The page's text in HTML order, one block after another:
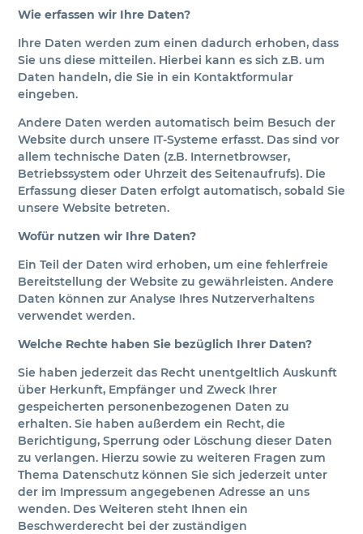
Wie erfassen wir Ihre Daten?
Ihre Daten werden zum einen dadurch erhoben, dass
Sie uns diese mitteilen. Hierbei kann es sich z.B. um
Daten handeln, die Sie in ein Kontaktformular
eingeben.
Andere Daten werden automatisch beim Besuch der
Website durch unsere IT-Systeme erfasst. Das sind vor
allem technische Daten (z.B. Internetbrowser,
Betriebssystem oder Uhrzeit des Seitenaufrufs). Die
Erfassung dieser Daten erfolgt automatisch, sobald Sie
unsere Website betreten.
Wofür nutzen wir Ihre Daten?
Ein Teil der Daten wird erhoben, um eine fehlerfreie
Bereitstellung der Website zu gewährleisten. Andere
Daten können zur Analyse Ihres Nutzerverhaltens
verwendet werden.
Welche Rechte haben Sie bezüglich Ihrer Daten?
Sie haben jederzeit das Recht unentgeltlich Auskunft
über Herkunft, Empfänger und Zweck Ihrer
gespeicherten personenbezogenen Daten zu
erhalten. Sie haben außerdem ein Recht, die
Berichtigung, Sperrung oder Löschung dieser Daten
zu verlangen. Hierzu sowie zu weiteren Fragen zum
Thema Datenschutz können Sie sich jederzeit unter
der im Impressum angegebenen Adresse an uns
wenden. Des Weiteren steht Ihnen ein
Beschwerderecht bei der zuständigen